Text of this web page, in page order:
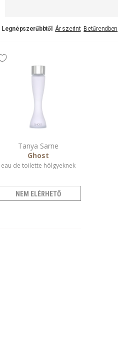
Legnépszerűbbtől Ár szerint Betűrendben
Tanya Sarne
Ghost
eau de toilette hölgyeknek
NEM ELÉRHETŐ